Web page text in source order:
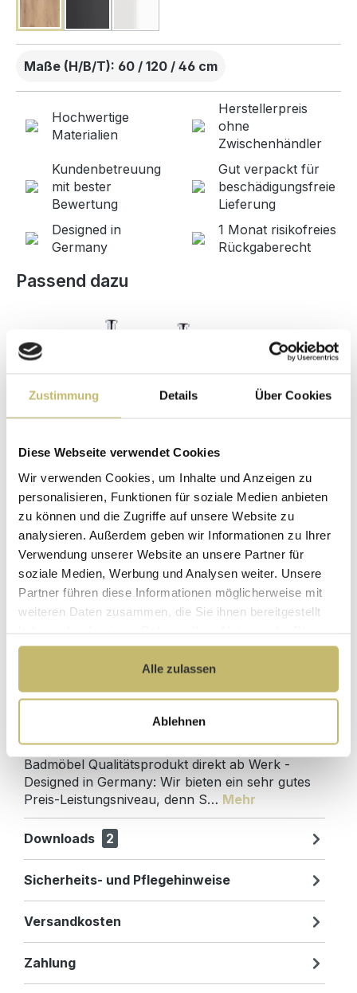
Zustimmung Details Über Cookies
Diese Webseite verwendet Cookies
Wir verwenden Cookies, um Inhalte und Anzeigen zu
personalisieren, Funktionen für soziale Medien anbieten
zu können und die Zugriffe auf unsere Website zu
analysieren. Außerdem geben wir Informationen zu Ihrer
Verwendung unserer Website an unsere Partner für
soziale Medien, Werbung und Analysen weiter. Unsere
Partner führen diese Informationen möglicherweise mit
weiteren Daten zusammen, die Sie ihnen bereitgestellt
gesammelt haben.
Alle zulassen
Ablehnen
Maße (H/B/T): 60 / 120 / 46 cm
Hochwertige
Materialien
Herstellerpreis
ohne
Zwischenhändler
Kundenbetreuung
mit bester
Bewertung
Gut verpackt für
beschädigungsfreie
Lieferung
Designed in
Germany
1 Monat risikofreies
Rückgaberecht
Produktgalerie überspringen
Passend dazu
2x Waschtisch-Anschluss Spar-Set f.
Doppelwaschtische
Sofort lieferbar 10.08-12.08.
129,80 €*
In den Warenkorb
Produktdetails
Badmöbel Qualitätsprodukt direkt ab Werk -
Designed in Germany: Wir bieten ein sehr gutes
Preis-Leistungsniveau, denn S… Mehr
Downloads 2
Sicherheits- und Pflegehinweise
Versandkosten
Zahlung